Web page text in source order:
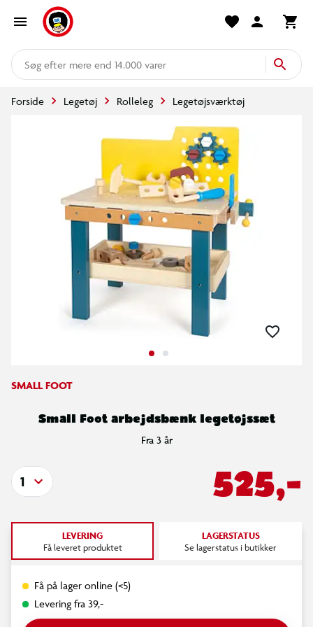
mere end 14.000 varer
Forside Legetøj Rolleleg Legetøjsværktøj
SMALL FOOT
Small Foot arbejdsbænk legetøjssæt
Fra 3 år
525,-
1
LEVERING
Få leveret produktet
LAGERSTATUS
Se lagerstatus i butikker
Få på lager online (<5)
Levering fra 39,-